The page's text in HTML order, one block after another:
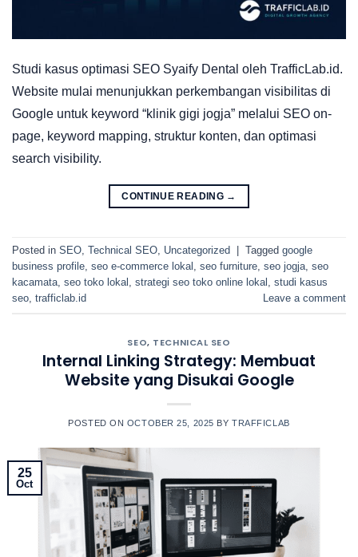
Studi kasus optimasi SEO Syaify Dental oleh TrafficLab.id.
Website mulai menunjukkan perkembangan visibilitas di
Google untuk keyword “klinik gigi jogja” melalui SEO on-
page, keyword mapping, struktur konten, dan optimasi
search visibility.
CONTINUE READING →
Posted in SEO, Technical SEO, Uncategorized Tagged google
business profile, seo e-commerce lokal , seo furniture, seo jogja, seo
kacamata, seo toko lokal , strategi seo toko online lokal , studi kasus
seo, trafficlab.id Leave a comment
SEO, TECHNICAL SEO
Internal Linking Strategy: Membuat
Website yang Disukai Google
POSTED ON OCTOBER 25, 2025 BYTRAFFICLAB
25
Oct